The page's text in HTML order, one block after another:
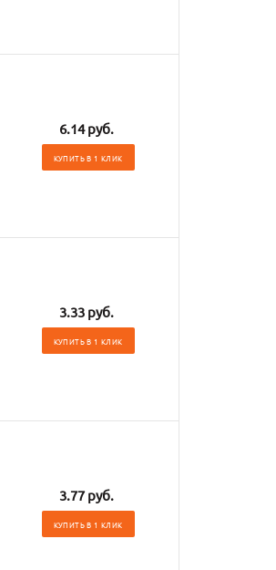
6.14 руб.
КУПИТЬ В 1 КЛИК
3.33 руб.
КУПИТЬ В 1 КЛИК
3.77 руб.
КУПИТЬ В 1 КЛИК